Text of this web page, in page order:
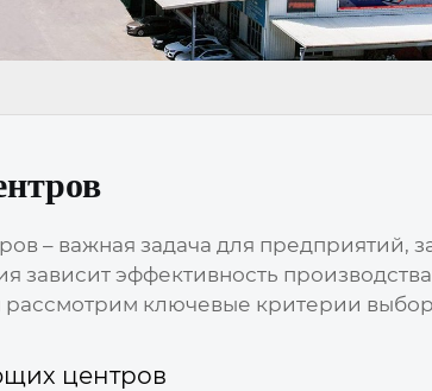
– важная задача для предприятий,
зависит эффективность
ключевые критерии
центров